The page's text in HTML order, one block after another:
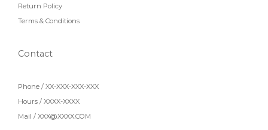
Return Policy
Terms & Conditions
Contact
Phone / XX-XXX-XXX-XXX
Hours / XXXX-XXXX
Mail / XXX@XXXX.COM